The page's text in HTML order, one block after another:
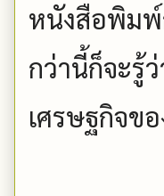
หนังสือพิมพ์
กว่านี้ก็จะรู้
เศรษฐกิจข